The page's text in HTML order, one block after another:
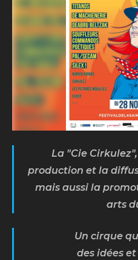
La "Cie
production et la
mais aussi la
arts
Un cirque
des idées